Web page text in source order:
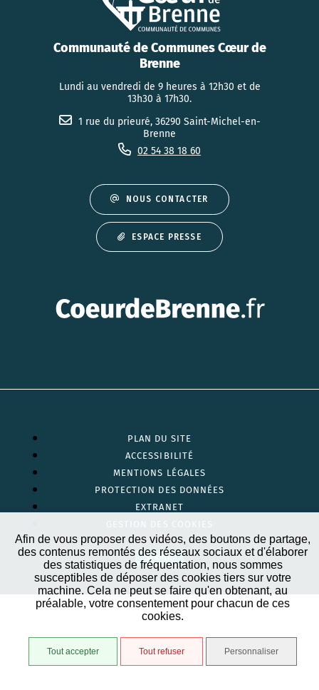
Afin de vous proposer des vidéos, des boutons de partage,
des contenus remontés des réseaux sociaux et d'élaborer
des statistiques de fréquentation, nous sommes
susceptibles de déposer des cookies tiers sur votre
machine. Cela ne peut se faire qu'en obtenant, au
préalable, votre consentement pour chacun de ces
cookies.
Tout accepter Tout refuser Personnaliser
Communauté de Communes Cœur de
Brenne
Lundi au vendredi de 9 heures à 12h30 et de
13h30 à 17h30.
1 rue du prieuré, 36290 Saint-Michel-en-
Brenne
02 54 38 18 60
NOUS CONTACTER
ESPACE PRESSE
PLAN DU SITE
ACCESSIBILITÉ
MENTIONS LÉGALES
PROTECTION DES DONNÉES
EXTRANET
STRATIS